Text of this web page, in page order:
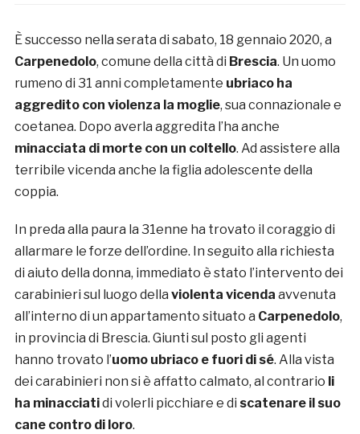
È successo nella serata di sabato, 18 gennaio 2020, a
Carpenedolo, comune della città di Brescia. Un uomo
rumeno di 31 anni completamente ubriaco ha
aggredito con violenza la moglie, sua connazionale e
coetanea. Dopo averla aggredita l’ha anche
minacciata di morte con un coltello. Ad assistere alla
terribile vicenda anche la figlia adolescente della
coppia.
In preda alla paura la 31enne ha trovato il coraggio di
allarmare le forze dell’ordine. In seguito alla richiesta
di aiuto della donna, immediato è stato l’intervento dei
carabinieri sul luogo della violenta vicenda avvenuta
all’interno di un appartamento situato a Carpenedolo,
in provincia di Brescia. Giunti sul posto gli agenti
hanno trovato l’uomo ubriaco e fuori di sé. Alla vista
dei carabinieri non si è affatto calmato, al contrario li
ha minacciatidi volerli picchiare e di scatenare il suo
cane contro di loro.